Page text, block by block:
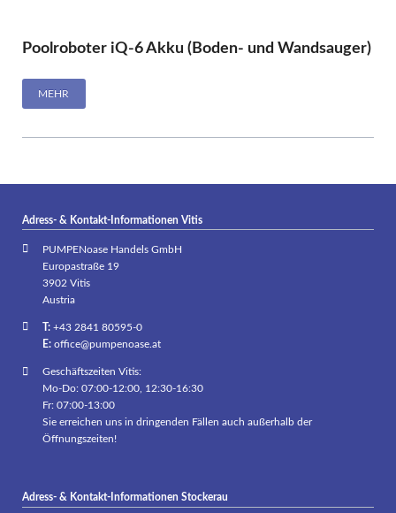
Poolroboter iQ-6 Akku (Boden- und Wandsauger)
MEHR
Adress- & Kontakt-Informationen Vitis
PUMPENoase Handels GmbH
Europastraße 19
3902 Vitis
Austria
T:+43 2841 80595-0
E: office@pumpenoase.at
Geschäftszeiten Vitis:
Mo-Do: 07:00-12:00, 12:30-16:30
Fr: 07:00-13:00
Sie erreichen uns in dringenden Fällen auch außerhalb der
Öffnungszeiten!
Adress- & Kontakt-Informationen Stockerau